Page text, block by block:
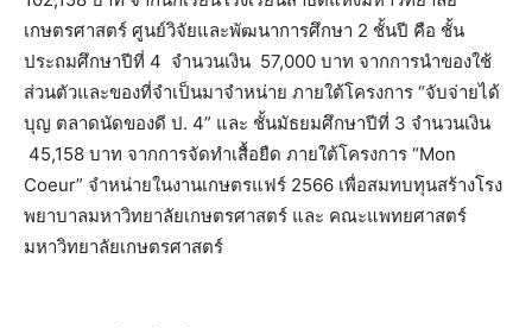
เกษตรศาสตร์ ศูนย์วิจัยและพัฒนาการศึกษา 2 ชั้นปี คือ ชั้น
ประถมศึกษาปีที่ 4 จำนวนเงิน 57,000 บาท จากการนำของใช้
ส่วนตัวและของที่จำเป็นมาจำหน่าย ภายใต้โครงการ “จับจ่ายได้
บุญ ตลาดนัดของดี ป. 4” และ ชั้นมัธยมศึกษาปีที่ 3 จำนวนเงิน
45,158 บาท จากการจัดทำเสื้อยืด ภายใต้โครงการ “Mon
Coeur” จำหน่ายในงานเกษตรแฟร์ 2566 เพื่อสมทบทุนสร้างโรง
พยาบาลมหาวิทยาลัยเกษตรศาสตร์ และ คณะแพทยศาสตร์
มหาวิทยาลัยเกษตรศาสตร์